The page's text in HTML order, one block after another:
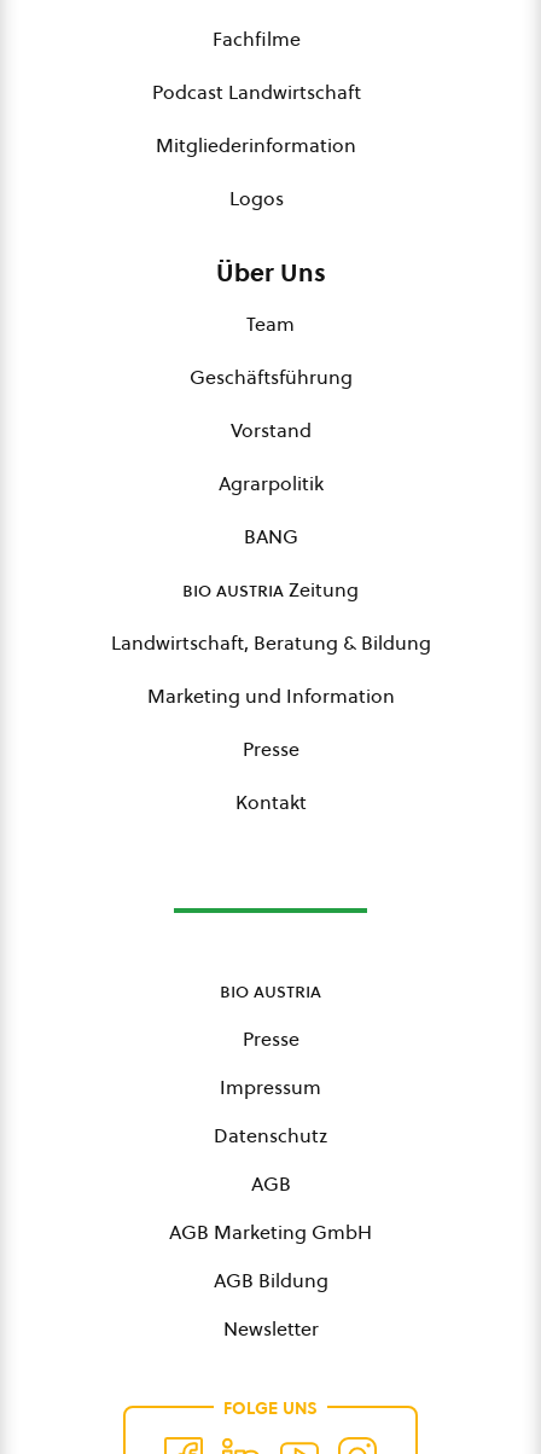
Fachfilme
Podcast Landwirtschaft
Mitgliederinformation
Logos
Über Uns
Team
Geschäftsführung
Vorstand
Agrarpolitik
BANG
bio austriaZeitung
Landwirtschaft, Beratung & Bildung
Marketing und Information
Presse
Kontakt
bio austria
Presse
Impressum
Datenschutz
AGB
AGB Marketing GmbH
AGB Bildung
Newsletter
FOLGE UNS